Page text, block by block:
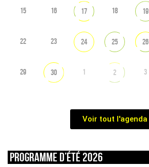
15 16 17 18 19
22 23 24 25 26
29 30 1 2 3
Voir tout l'agenda
Programme d’été 2026